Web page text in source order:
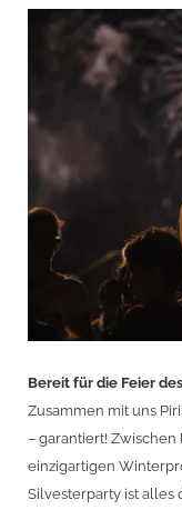
Bereit für die Feier
Zusammen mit uns
– garantiert! Zwischen
einzigartigen
Silvesterparty ist alles